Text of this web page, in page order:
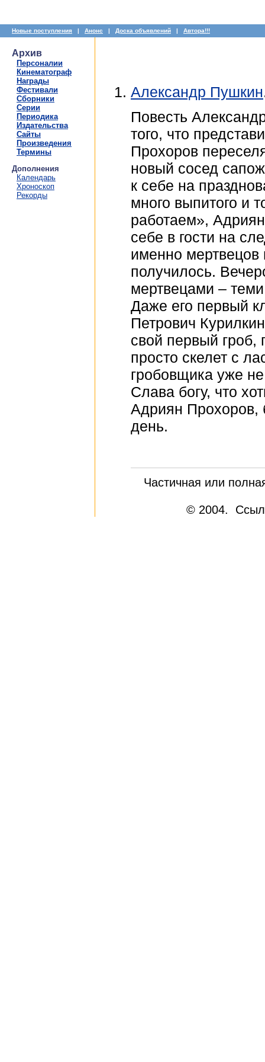
Новые поступления | Анонс | Доска объявлений | Автора!!!
Архив
Персоналии
Кинематограф
Награды
Фестивали
Сборники
Серии
Периодика
Издательства
Сайты
Произведения
Термины
Дополнения
Календарь
Хроноскоп
Рекорды
Александр Пушкин
Повесть
того, что
Прохоров
новый сосед
к себе на
много выпитого и
работаем»,
себе в гости на
именно
получилось.
мертвецами –
Даже его первый
Петрович
свой первый
просто скелет с
гробовщика уже
Слава богу, что
Адриян Прохоров,
день.
Частичная или
© 2004.